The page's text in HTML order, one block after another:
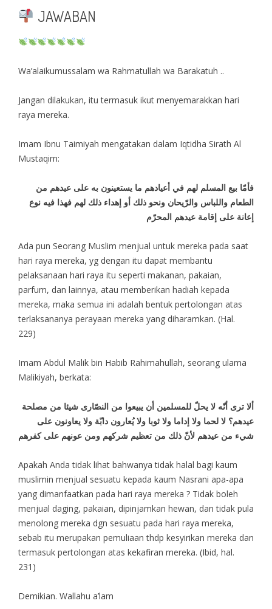
JAWABAN
Wa’alaikumussalam wa Rahmatullah wa Barakatuh ..
Jangan dilakukan, itu termasuk ikut menyemarakkan hari
raya mereka.
Imam Ibnu Taimiyah mengatakan dalam Iqtidha Sirath Al
Mustaqim:
فأمّا بيع المسلم لهم في أعيادهم ما يستعينون به على عيدهم من
الطعام واللباس والرّيحان ونحو ذلك أو إهداء ذلك لهم فهذا فيه نوع
إعانة على إقامة عيدهم المحرّم
Ada pun Seorang Muslim menjual untuk mereka pada saat
hari raya mereka, yg dengan itu dapat membantu
pelaksanaan hari raya itu seperti makanan, pakaian,
parfum, dan lainnya, atau memberikan hadiah kepada
mereka, maka semua ini adalah bentuk pertolongan atas
terlaksananya perayaan mereka yang diharamkan. (Hal.
229)
Imam Abdul Malik bin Habib Rahimahullah, seorang ulama
Malikiyah, berkata:
ألا ترى أنّه لا يحلّ للمسلمين أن يبيعوا من النصّارى شيئا من مصلحة
عيدهم؟ لا لحما ولا إداما ولا ثوبا ولا يُعارون دابّة ولا يعاونون على
شيء من عيدهم لأنّ ذلك من تعظيم شركهم ومن عونهم على كفرهم
Apakah Anda tidak lihat bahwanya tidak halal bagi kaum
muslimin menjual sesuatu kepada kaum Nasrani apa-apa
yang dimanfaatkan pada hari raya mereka ? Tidak boleh
menjual daging, pakaian, dipinjamkan hewan, dan tidak pula
menolong mereka dgn sesuatu pada hari raya mereka,
sebab itu merupakan pemuliaan thdp kesyirikan mereka dan
termasuk pertolongan atas kekafiran mereka. (Ibid, hal.
231)
Demikian. Wallahu a’lam